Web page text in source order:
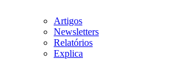
Artigos
Newsletters
Relatórios
Explica